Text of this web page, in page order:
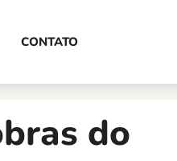
CONTATO
do